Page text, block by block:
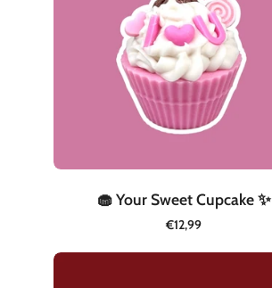
✨
🧁 Your Sweet Cupcake ✨
€12,99